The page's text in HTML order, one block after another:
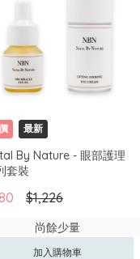
最新
By Nature - 眼部護理
套裝
$1,226
尚餘少量
加入購物車